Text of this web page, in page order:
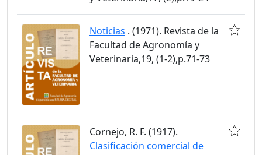
Noticias . (1971). Revista de la
Facultad de Agronomía y
Veterinaria,19, (1-2),p.71-73
Cornejo, R. F. (1917).
Clasificación comercial de